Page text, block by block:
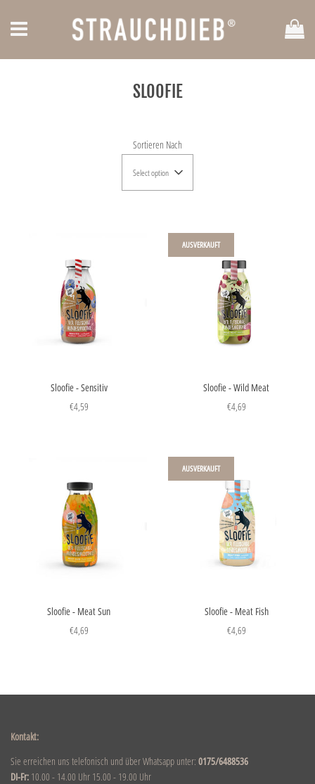
SLOOFIE
Sortieren Nach
Select option
Sloofie - Sensitiv
€4,59
Sloofie - Wild Meat
€4,69
AUSVERKAUFT
Sloofie - Meat Sun
€4,69
Sloofie - Meat Fish
€4,69
AUSVERKAUFT
Kontakt:
Sie erreichen uns telefonisch und über Whatsapp unter: 0175/6488536
DI-Fr: 10.00 - 14.00 Uhr 15.00 - 19.00 Uhr